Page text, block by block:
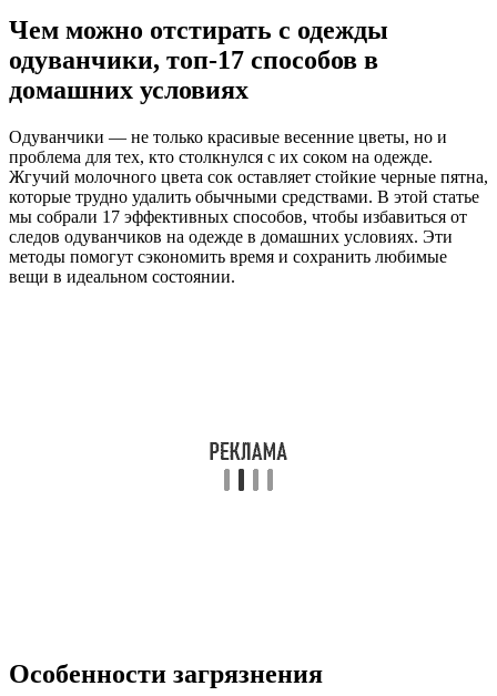
Чем можно отстирать с одежды
одуванчики, топ-17 способов в
домашних условиях
Одуванчики — не только красивые весенние цветы, но и
проблема для тех, кто столкнулся с их соком на одежде.
Жгучий молочного цвета сок оставляет стойкие черные пятна,
которые трудно удалить обычными средствами. В этой статье
мы собрали 17 эффективных способов, чтобы избавиться от
следов одуванчиков на одежде в домашних условиях. Эти
методы помогут сэкономить время и сохранить любимые
вещи в идеальном состоянии.
Особенности загрязнения